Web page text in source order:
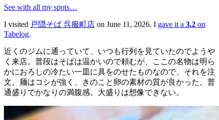
See with all my spots…
I visited 戸隠そば 呉服町店 on June 11, 2026. I gave it a 3.2 on
Tabelog.
近くのジムに通っていて、いつも行列を見ていたのでようや
く来店。普段はそばは温かいので頼むが、ここの名物は明ら
かにおろしの冷たい一皿に具をのせたものなので、それを注
文。麺はコシが強く、きのこと卵の素材の質が良かった。普
通盛りでかなりの満腹感。大盛りは想像できない。